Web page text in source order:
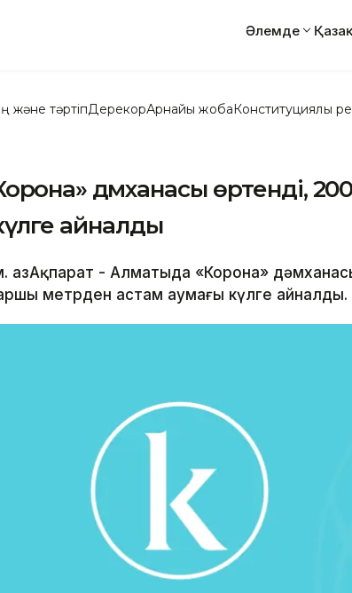
Әлемде
және тәртіпДерекқорАрнайы жобаКонституциялық
дәмханасы өртенді,
айналды
- Алматыда «Корона»
метрден астам аумағы күлге айналды.